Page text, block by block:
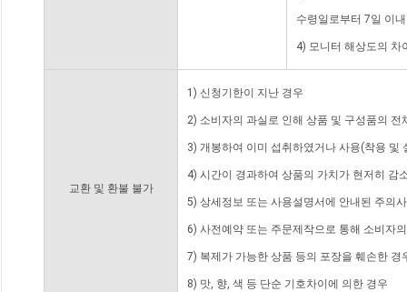
수령일로부터 7일 이
4) 모니터 해상도의 차
교환 및 환불 불가
1) 신청기한이 지난 경우
2) 소비자의 과실로 인해 상품 및 구성품의
3) 개봉하여 이미 섭취하였거나 사용(착용 및
4) 시간이 경과하여 상품의 가치가 현저히 감
5) 상세정보 또는 사용설명서에 안내된 주의
6) 사전예약 또는 주문제작으로 통해 소비자
7) 복제가 가능한 상품 등의 포장을 훼손한 경
8) 맛, 향, 색 등 단순 기호차이에 의한 경우